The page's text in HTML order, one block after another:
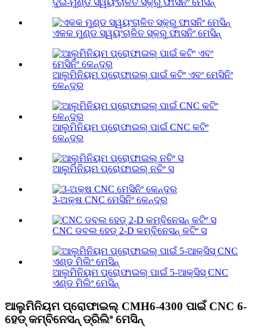
ଦୁଇ-ମୁଣ୍ଡ ସ୍ୱୟଂଚାଳିତ ସ୍କ୍ରୁ ଫାସନିଂ ମେସିନ୍
ଏକକ ମୁଣ୍ଡ ସ୍ୱୟଂଚାଳିତ ସ୍କ୍ରୁ ଫାସନିଂ ମେସିନ୍
ଆଲୁମିନିୟମ ପ୍ରୋଫାଇଲ୍ ପାଇଁ କଟିଂ ଏବଂ ମେସିନିଂ
କେନ୍ଦ୍ର
ଆଲୁମିନିୟମ ପ୍ରୋଫାଇଲ୍ ପାଇଁ CNC କଟିଂ
କେନ୍ଦ୍ର
ଆଲୁମିନିୟମ ପ୍ରୋଫାଇଲ୍ ନଚିଂ ସ
3-ଅକ୍ଷ CNC ମେସିନିଂ କେନ୍ଦ୍ର
CNC ଡବଲ ହେଡ୍ 2-D କମ୍ବିନେସନ୍ କଟିଂ ସ
ଆଲୁମିନିୟମ ପ୍ରୋଫାଇଲ୍ ପାଇଁ 5-ଆକ୍ସିସ୍ CNC
ଏଣ୍ଡ ମିଲିଂ ମେସିନ୍
ଆଲୁମିନିୟମ ପ୍ରୋଫାଇଲ୍ CMH6-4300 ପାଇଁ CNC 6-
ହେଡ୍ କମ୍ବିନେସନ୍ ଡ୍ରିଲିଂ ମେସିନ୍